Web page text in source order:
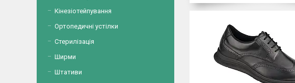
Кінезіотейпування
Ортопедичні устілки
Стерилізація
Ширми
Штативи